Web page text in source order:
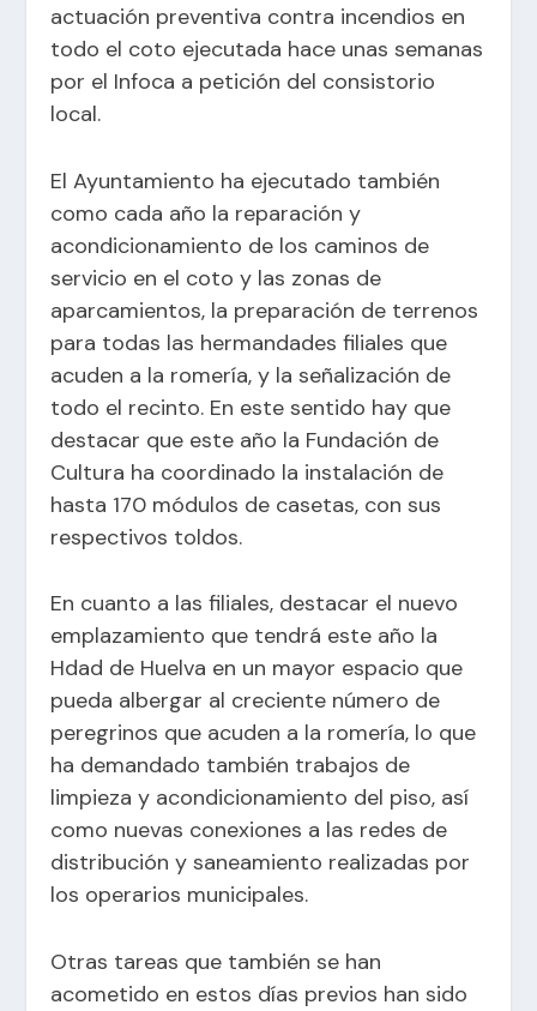
actuación preventiva contra incendios en
todo el coto ejecutada hace unas semanas
por el Infoca a petición del consistorio
local.
El Ayuntamiento ha ejecutado también
como cada año la reparación y
acondicionamiento de los caminos de
servicio en el coto y las zonas de
aparcamientos, la preparación de terrenos
para todas las hermandades filiales que
acuden a la romería, y la señalización de
todo el recinto. En este sentido hay que
destacar que este año la Fundación de
Cultura ha coordinado la instalación de
hasta 170 módulos de casetas, con sus
respectivos toldos.
En cuanto a las filiales, destacar el nuevo
emplazamiento que tendrá este año la
Hdad de Huelva en un mayor espacio que
pueda albergar al creciente número de
peregrinos que acuden a la romería, lo que
ha demandado también trabajos de
limpieza y acondicionamiento del piso, así
como nuevas conexiones a las redes de
distribución y saneamiento realizadas por
los operarios municipales.
Otras tareas que también se han
acometido en estos días previos han sido